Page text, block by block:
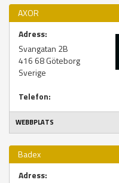
AXOR
Adress:
Svangatan 2B
416 68Göteborg
Sverige
Telefon:
WEBBPLATS
Badex
Adress: